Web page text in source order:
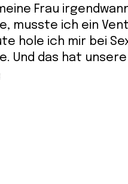
Frau
musste ich ein
hole ich mir bei
Und das hat